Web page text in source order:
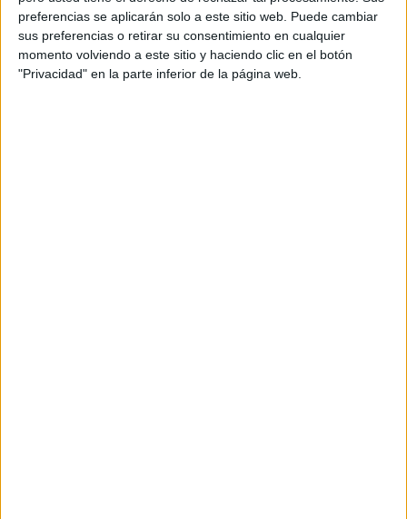
preferencias se aplicarán solo a este sitio web. Puede cambiar
sus preferencias o retirar su consentimiento en cualquier
momento volviendo a este sitio y haciendo clic en el botón
"Privacidad" en la parte inferior de la página web.
Project manager web: Alberto O’Hayon
Directora producción audiovisual: Noelia Herrera
Crespo
Consultor musical: Jorge Gimeno